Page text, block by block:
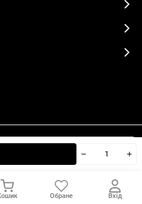
спортивного одягу
Обране Вхід